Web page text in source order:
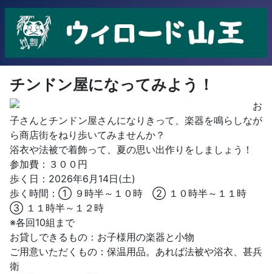
チンドン屋になってみよう！
お
子さんとチンドン屋さんになりきって、楽器を鳴らしなが
ら商店街をねり歩いてみませんか？
浴衣や法被で着飾って、夏の思い出作りをしましょう！
参加費：３００円
歩く日：2026年6月14日(土)
歩く時間：① ９時半～１０時 ② １０時半～１１時
③ １１時半～１２時
※各回10組まで
お貸しできるもの：お子様用の楽器と小物
ご用意いただくもの：保温用品。あれば法被や浴衣、甚兵
衛